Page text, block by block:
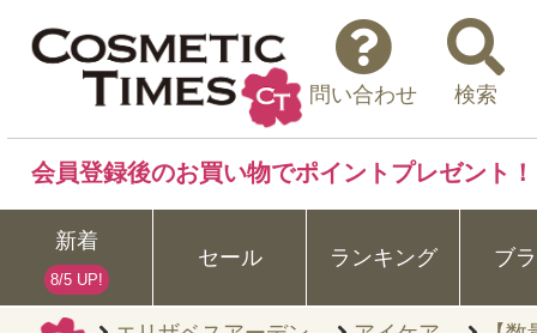
問い合わせ 検索
会員登録後のお買い物でポイントプレゼント！
新着
8/5 UP!
セール ランキング ブ